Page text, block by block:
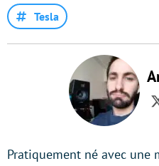
Tesla
Pratiquement né avec une